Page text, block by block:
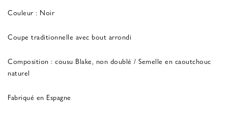
Couleur : Noir
Coupe traditionnelle avec bout arrondi
Composition : cousu Blake, non doublé / Semelle en caoutchouc
naturel
Fabriqué en Espagne